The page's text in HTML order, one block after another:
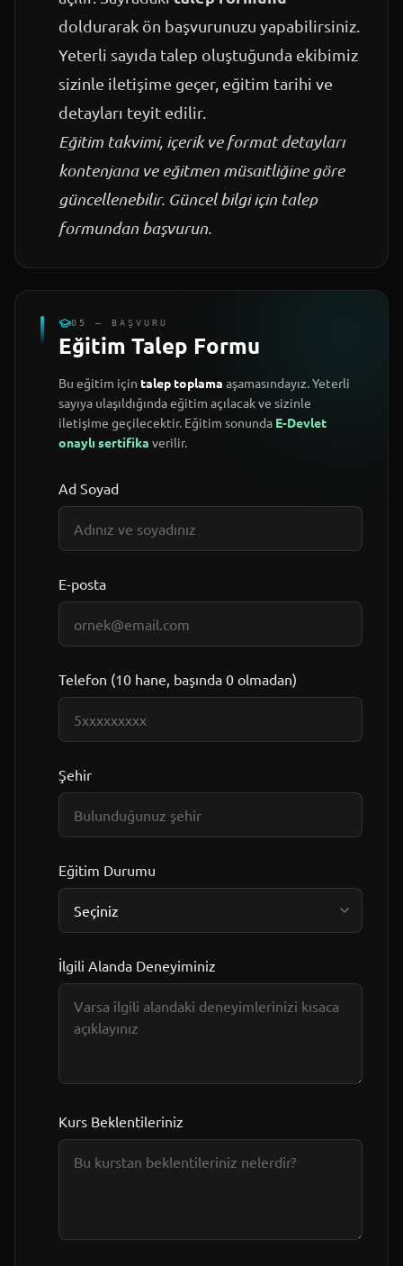
doldurarak ön başvurunuzu yapabilirsiniz.
Yeterli sayıda talep oluştuğunda ekibimiz
sizinle iletişime geçer, eğitim tarihi ve
detayları teyit edilir.
Eğitim takvimi, içerik ve format detayları
kontenjana ve eğitmen müsaitliğine göre
güncellenebilir. Güncel bilgi için talep
formundan başvurun.
05 — BAŞVURU
Eğitim Talep Formu
Bu eğitim için talep toplama aşamasındayız. Yeterli
sayıya ulaşıldığında eğitim açılacak ve sizinle
iletişime geçilecektir. Eğitim sonunda E-Devlet
onaylı sertifika verilir.
Ad Soyad
E-posta
Telefon (10 hane, başında 0 olmadan)
Şehir
Eğitim Durumu
İlgili Alanda Deneyiminiz
Kurs Beklentileriniz